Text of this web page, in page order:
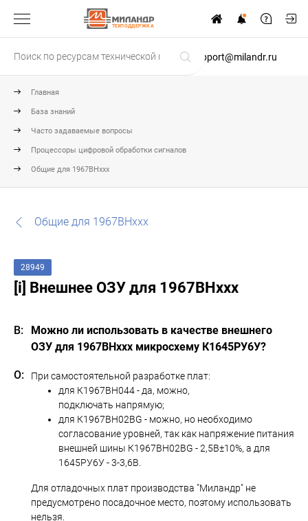
ТЕХПОДДЕРЖКА
support@milandr.ru
Главная
База знаний
Часто задаваемые вопросы
Процессоры цифровой обработки сигналов
Общие для 1967ВНххх
Общие для 1967ВНххх
28949
[i] Внешнее ОЗУ для 1967ВНххх
Можно ли использовать в качестве внешнего
ОЗУ для 1967ВНххх микросхему К1645РУ6У?
При самостоятельной разработке плат:
для К1967ВН044 - да, можно,
подключать напрямую;
для К1967ВН02BG - можно, но необходимо
согласование уровней, так как напряжение питания
внешней шины К1967ВН02BG - 2,5В±10%, а для
1645РУ6У - 3-3,6В.
Для отладочных плат производства "Миландр" не
предусмотрено посадочное место, поэтому использовать
нельзя.